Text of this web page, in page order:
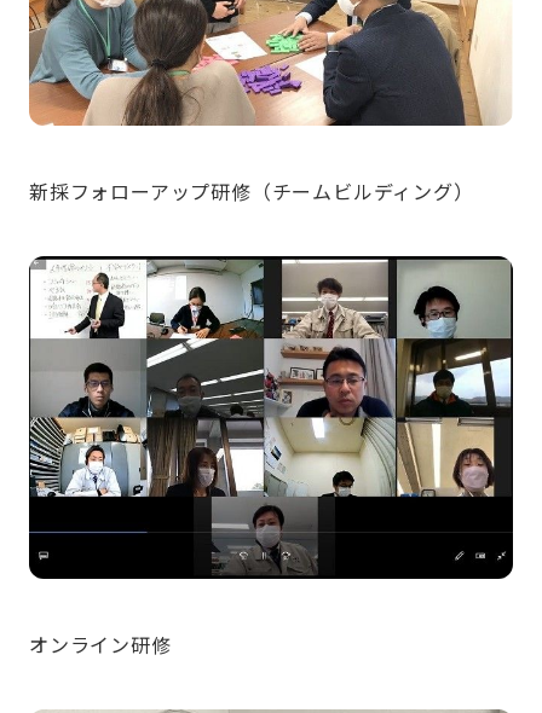
新採フォローアップ研修（チームビルディング）
オンライン研修